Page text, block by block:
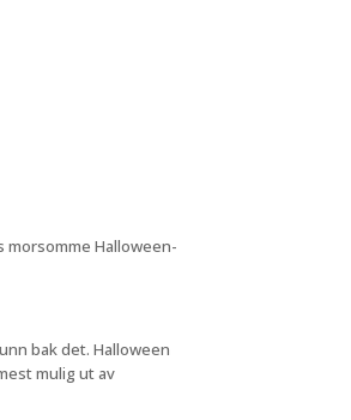
Halloween-
bak det. Halloween
mulig ut av